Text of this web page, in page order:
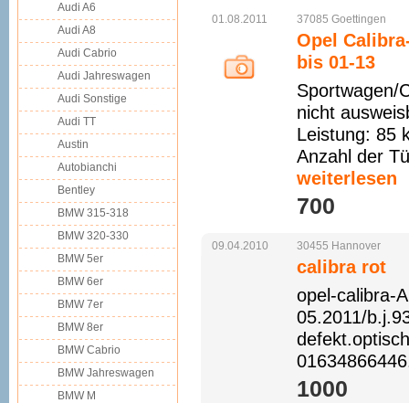
01.08.2011 37085 Goettingen
Opel
bis 01-13
Sportwagen/
nicht
Leistung: 85
Anzahl der
weiterlesen
700 
09.04.2010 30455 Hannover
calibra rot
opel-calibra-
05.2011/
1000 
Audi A6
Audi A8
Audi Cabrio
Audi Jahreswagen
Audi Sonstige
Audi TT
Austin
Autobianchi
Bentley
BMW 315-318
BMW 320-330
BMW 5er
BMW 6er
BMW 7er
BMW 8er
BMW Cabrio
BMW Jahreswagen
BMW M